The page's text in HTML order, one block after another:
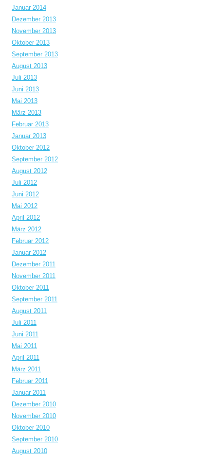
Januar 2014
Dezember 2013
November 2013
Oktober 2013
September 2013
August 2013
Juli 2013
Juni 2013
Mai 2013
März 2013
Februar 2013
Januar 2013
Oktober 2012
September 2012
August 2012
Juli 2012
Juni 2012
Mai 2012
April 2012
März 2012
Februar 2012
Januar 2012
Dezember 2011
November 2011
Oktober 2011
September 2011
August 2011
Juli 2011
Juni 2011
Mai 2011
April 2011
März 2011
Februar 2011
Januar 2011
Dezember 2010
November 2010
Oktober 2010
September 2010
August 2010